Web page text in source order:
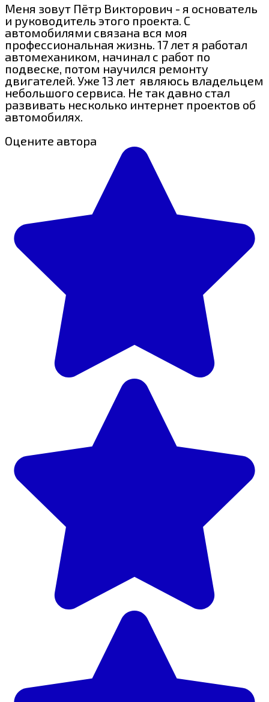
Меня зовут Пётр Викторович - я основатель
и руководитель этого проекта. С
автомобилями связана вся моя
профессиональная жизнь. 17 лет я работал
автомехаником, начинал с работ по
подвеске, потом научился ремонту
двигателей. Уже 13 лет являюсь владельцем
небольшого сервиса. Не так давно стал
развивать несколько интернет проектов об
автомобилях.
Оцените автора